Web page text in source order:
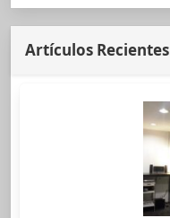
Artículos Recientes